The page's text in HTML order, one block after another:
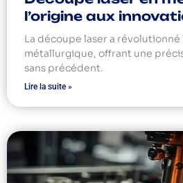
l’origine aux
La découpe laser a révolutionné
métallurgique, offrant une
sans précédent.
Lire la suite »